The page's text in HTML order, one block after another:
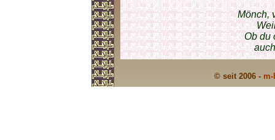
Mönch,
Ob du
© seit 2006 -